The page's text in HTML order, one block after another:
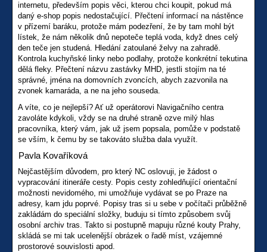
internetu, především popis věci, kterou chci koupit, pokud má
daný e-shop popis nedostačující. Přečtení informací na nástěnce
v přízemí baráku, protože mám podezření, že by tam mohl být
lístek, že nám několik dnů nepoteče teplá voda, když dnes celý
den teče jen studená. Hledání zatoulané želvy na zahradě.
Kontrola kuchyňské linky nebo podlahy, protože konkrétní tekutina
dělá fleky. Přečtení názvu zastávky MHD, jestli stojím na té
správné, jména na domovních zvoncích, abych zazvonila na
zvonek kamaráda, a ne na jeho souseda.
A víte, co je nejlepší? Ať už operátorovi Navigačního centra
zavoláte kdykoli, vždy se na druhé straně ozve milý hlas
pracovníka, který vám, jak už jsem popsala, pomůže v podstatě
se vším, k čemu by se takováto služba dala využít.
Pavla Kovaříková
Nejčastějším důvodem, pro který NC oslovuji, je žádost o
vypracování itineráře cesty. Popis cesty zohledňující orientační
možnosti nevidomého, mi umožňuje vydávat se po Praze na
adresy, kam jdu poprvé. Popisy tras si u sebe v počítači průběžně
zakládám do speciální složky, buduju si tímto způsobem svůj
osobní archiv tras. Takto si postupně mapuju různé kouty Prahy,
skládá se mi tak ucelenější obrázek o řadě míst, vzájemné
prostorové souvislosti apod.